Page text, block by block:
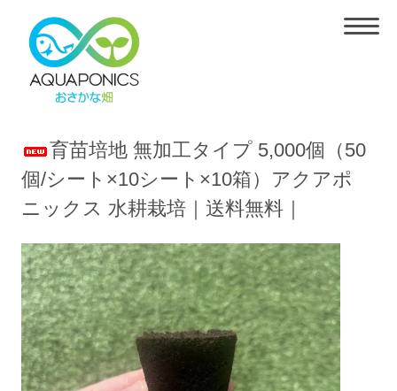
育苗培地 無加工タイプ 5,000個（50
個/シート×10シート×10箱）アクアポ
ニックス 水耕栽培｜送料無料｜